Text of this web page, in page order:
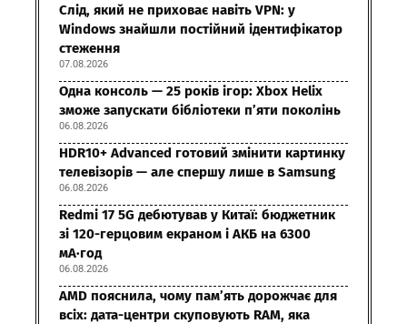
Слід, який не приховає навіть VPN: у
Windows знайшли постійний ідентифікатор
стеження
07.08.2026
Одна консоль — 25 років ігор: Xbox Helix
зможе запускати бібліотеки п’яти поколінь
06.08.2026
HDR10+ Advanced готовий змінити картинку
телевізорів — але спершу лише в Samsung
06.08.2026
Redmi 17 5G дебютував у Китаї: бюджетник
зі 120-герцовим екраном і АКБ на 6300
мА·год
06.08.2026
AMD пояснила, чому пам’ять дорожчає для
всіх: дата-центри скуповують RAM, яка